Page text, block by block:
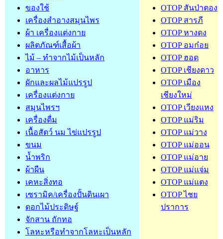
OTOP สันป่าตอง
OTOP สารภี
OTOP หางดง
OTOP อมก๋อย
OTOP ฮอด
OTOP เชียงดาว
OTOP เมือง
เชียงใหม่
OTOP เวียงแหง
OTOP แม่ริม
OTOP แม่วาง
OTOP แม่ออน
OTOP แม่อาย
OTOP แม่แจ่ม
OTOP แม่แตง
OTOP ไชย
ปราการ
ของใช้
เครื่องสำอางสมุนไพร
ผ้า เครื่องแต่งกาย
ผลิตภัณฑ์เสื้อผ้า
ไม้ – ทำจากไม้เป็นหลัก
อาหาร
ผักและผลไม้แปรรูป
เครื่องแต่งกาย
สมุนไพรฯ
เครื่องดื่ม
เนื้อสัตว์ นม ไข่แปรรูป
ขนม
น้ำพริก
ผ้าผืน
เคหะสิ่งทอ
เซรามิค/เครื่องปั้นดินเผา
ดอกไม้ประดิษฐ์
จักสาน ถักทอ
โลหะหรือทำจากโลหะเป็นหลัก